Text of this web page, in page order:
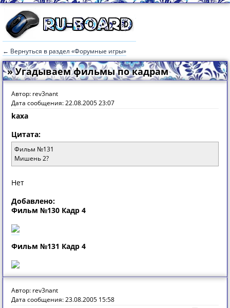
← Вернуться в раздел «Форумные игры»
» Угадываем фильмы по кадрам
Автор: rev3nant
Дата сообщения: 22.08.2005 23:07
kaxa
Цитата:
Фильм №131
Мишень 2?
Нет
Добавлено:
Фильм №130 Кадр 4
Фильм №131 Кадр 4
Автор: rev3nant
Дата сообщения: 23.08.2005 15:58